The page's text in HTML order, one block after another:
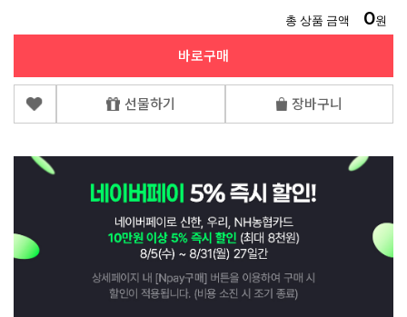
총 상품 금액 0원
바로구매
선물하기 장바구니